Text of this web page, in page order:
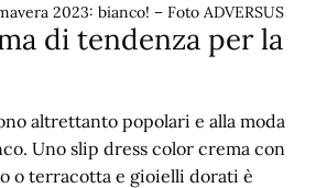
2023: bianco! – Foto ADVERSUS
di tendenza per la
altrettanto popolari e alla moda
Uno slip dress color crema con
o terracotta e gioielli dorati è